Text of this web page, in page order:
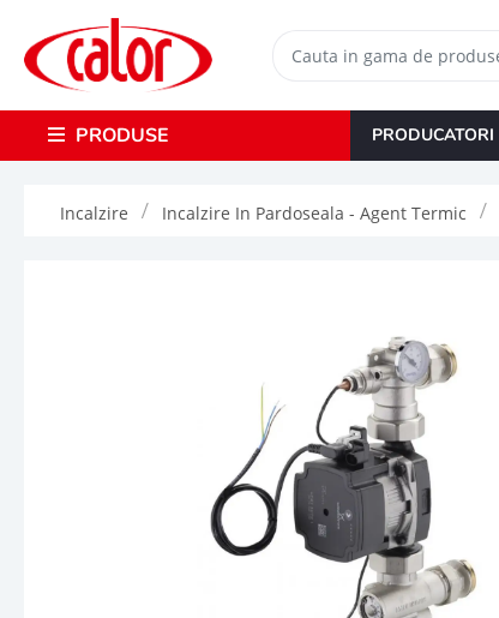
PRODUSE PRODUCATORI
Incalzire Incalzire In Pardoseala - Agent Termic